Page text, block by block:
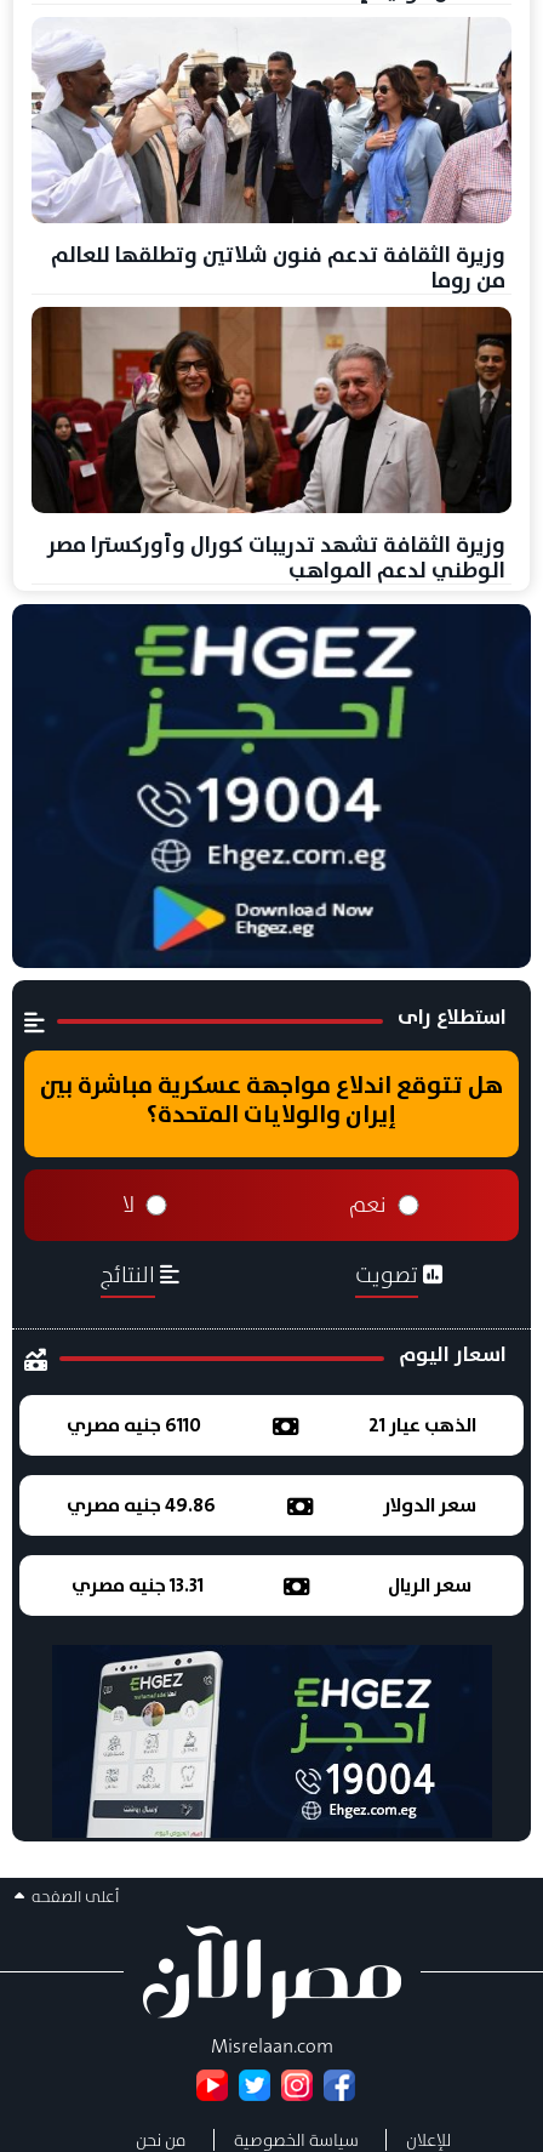
وزيرة الثقافة تدعم فنون شلاتين وتطلقها للعالم
من روما
وزيرة الثقافة تشهد تدريبات كورال وأوركسترا مصر
الوطني لدعم المواهب
استطلاع راى
هل تتوقع اندلاع مواجهة عسكرية مباشرة بين
إيران والولايات المتحدة؟
نعم لا
تصويت النتائج
اسعار اليوم
الذهب عيار 21 6110 جنيه مصري
سعر الدولار 49.86 جنيه مصري
سعر الريال 13.31 جنيه مصري
أعلى الصفحه
Misrelaan.com
للإعلان سياسة الخصوصية من نحن